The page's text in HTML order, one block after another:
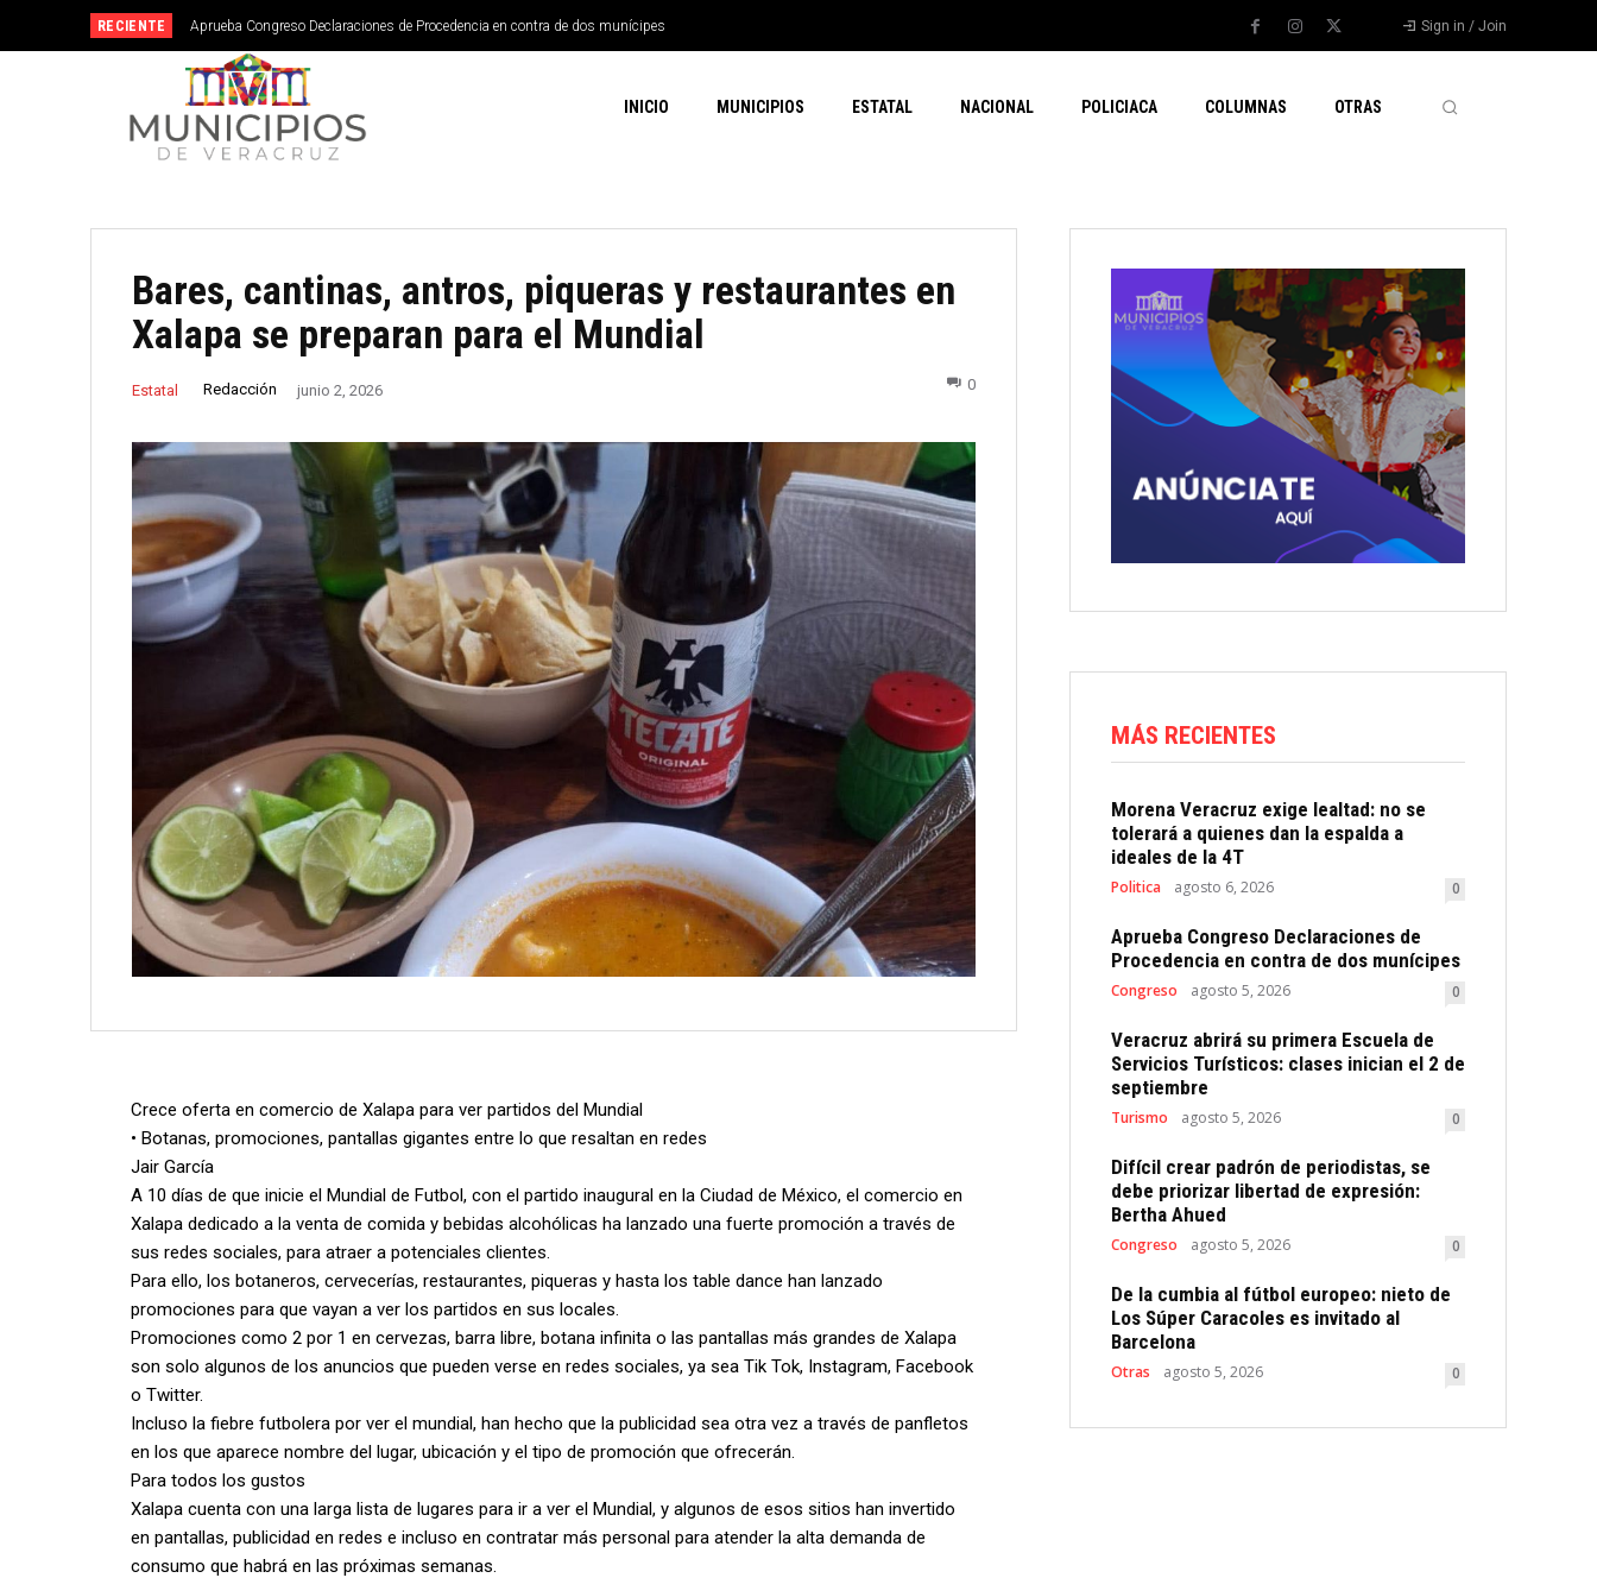
RECIENTE Aprueba Congreso Declaraciones de Procedencia en contra de dos munícipes Sign in / Join
INICIO MUNICIPIOS ESTATAL NACIONAL POLICIACA COLUMNAS OTRAS
Bares, cantinas, antros, piqueras y restaurantes en
Xalapa se preparan para el Mundial
Estatal Redacción junio 2, 2026 0
Crece oferta en comercio de Xalapa para ver partidos del Mundial
• Botanas, promociones, pantallas gigantes entre lo que resaltan en redes
Jair García
A 10 días de que inicie el Mundial de Futbol, con el partido inaugural en la Ciudad de México, el comercio en
Xalapa dedicado a la venta de comida y bebidas alcohólicas ha lanzado una fuerte promoción a través de
sus redes sociales, para atraer a potenciales clientes.
Para ello, los botaneros, cervecerías, restaurantes, piqueras y hasta los table dance han lanzado
promociones para que vayan a ver los partidos en sus locales.
Promociones como 2 por 1 en cervezas, barra libre, botana infinita o las pantallas más grandes de Xalapa
son solo algunos de los anuncios que pueden verse en redes sociales, ya sea Tik Tok, Instagram, Facebook
o Twitter.
Incluso la fiebre futbolera por ver el mundial, han hecho que la publicidad sea otra vez a través de panfletos
en los que aparece nombre del lugar, ubicación y el tipo de promoción que ofrecerán.
Para todos los gustos
Xalapa cuenta con una larga lista de lugares para ir a ver el Mundial, y algunos de esos sitios han invertido
en pantallas, publicidad en redes e incluso en contratar más personal para atender la alta demanda de
consumo que habrá en las próximas semanas.
MÁS RECIENTES
Morena Veracruz exige lealtad: no se
tolerará a quienes dan la espalda a
ideales de la 4T
Politica agosto 6, 2026 0
Aprueba Congreso Declaraciones de
Procedencia en contra de dos munícipes
Congreso agosto 5, 2026 0
Veracruz abrirá su primera Escuela de
Servicios Turísticos: clases inician el 2 de
septiembre
Turismo agosto 5, 2026 0
Difícil crear padrón de periodistas, se
debe priorizar libertad de expresión:
Bertha Ahued
Congreso agosto 5, 2026 0
De la cumbia al fútbol europeo: nieto de
Los Súper Caracoles es invitado al
Barcelona
Otras agosto 5, 2026 0